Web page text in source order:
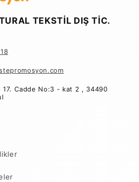
TEKSTİL DIŞ TİC.
.com
17. Cadde No:3 - kat 2 , 34490